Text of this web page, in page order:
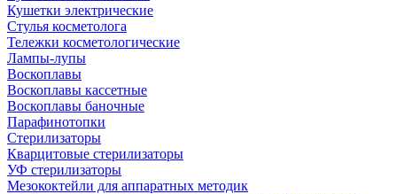
Кушетки электрические
Стулья косметолога
Тележки косметологические
Лампы-лупы
Воскоплавы
Воскоплавы кассетные
Воскоплавы баночные
Парафинотопки
Стерилизаторы
Кварцитовые стерилизаторы
УФ стерилизаторы
Мезококтейли для аппаратных методик